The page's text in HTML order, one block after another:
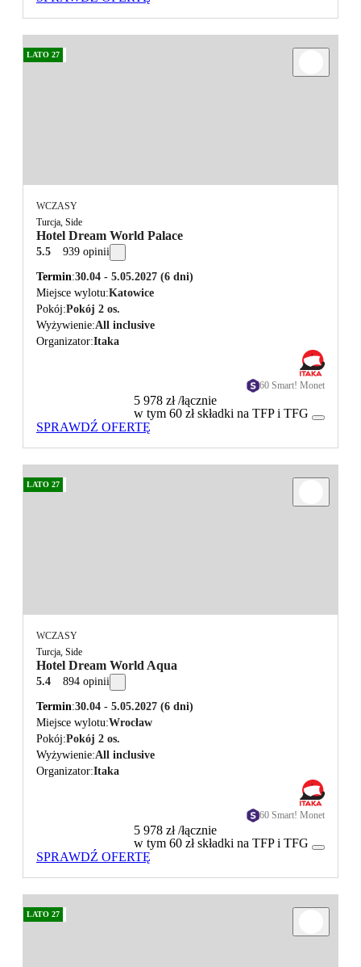
LATO 27
WCZASY
Turcja, Side
Hotel Dream World Palace
5.5 939 opinii
Termin 30.04 - 5.05.2027 (6 dni)
Miejsce wylotu Katowice
Pokój Pokój 2 os.
Wyżywienie All inclusive
Organizator Itaka
60 Smart! Monet
5 978 zł/łącznie
w tym 60 zł składki na TFP i TFG
SPRAWDŹ OFERTĘ
LATO 27
WCZASY
Turcja, Side
Hotel Dream World Aqua
5.4 894 opinii
Termin 30.04 - 5.05.2027 (6 dni)
Miejsce wylotu Wrocław
Pokój Pokój 2 os.
Wyżywienie All inclusive
Organizator Itaka
60 Smart! Monet
5 978 zł/łącznie
w tym 60 zł składki na TFP i TFG
SPRAWDŹ OFERTĘ
LATO 27